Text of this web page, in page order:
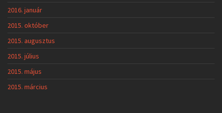
2016. január
2015. október
2015. augusztus
2015. július
2015. május
2015. március